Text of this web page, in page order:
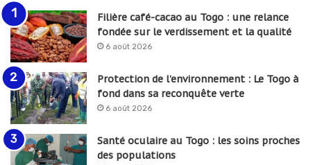
Filière café-cacao au Togo : une relance
fondée sur le verdissement et la qualité
6 août 2026
Protection de l’environnement : Le Togo à
fond dans sa reconquête verte
6 août 2026
Santé oculaire au Togo : les soins proches
des populations